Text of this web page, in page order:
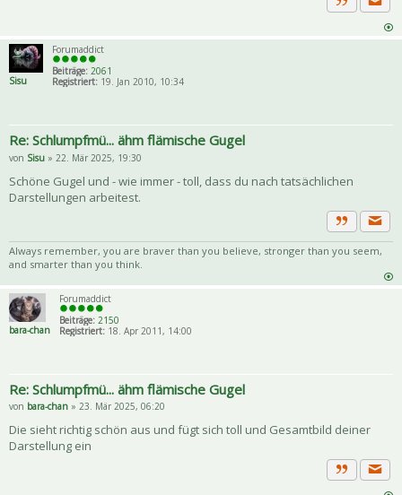
Zitat
Sisu
Forumaddict
Beiträge: 2061
Registriert:19. Jan 2010, 10:34
Re: Schlumpfmü... ähm flämische Gugel
von Sisu » 22. Mär 2025, 19:30
Schöne Gugel und - wie immer - toll, dass du nach tatsächlichen
Darstellungen arbeitest.
Zitat
Always remember, you are braver than you believe, stronger than you seem,
and smarter than you think.
bara-chan
Forumaddict
Beiträge: 2150
Registriert: 18. Apr 2011, 14:00
Re: Schlumpfmü... ähm flämische Gugel
von bara-chan » 23. Mär 2025, 06:20
Die sieht richtig schön aus und fügt sich toll und Gesamtbild deiner
Darstellung ein
Zitat